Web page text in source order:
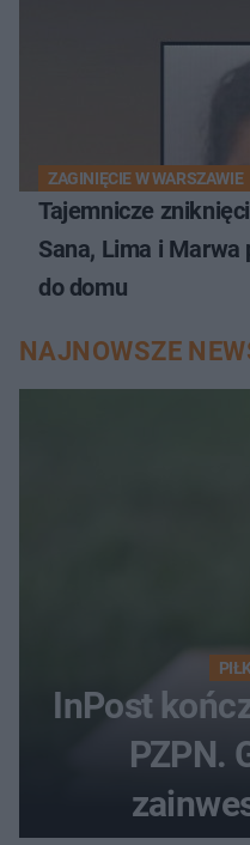
ZAGINIĘCIE W WARSZAWIE
Tajemnicze
Sana, Lima i Marwa
do domu
NAJNOWSZE
InPost
PZPN.